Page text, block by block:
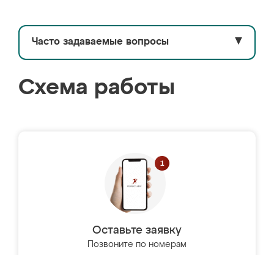
Часто задаваемые вопросы ▼
Схема работы
Оставьте заявку
Позвоните по номерам